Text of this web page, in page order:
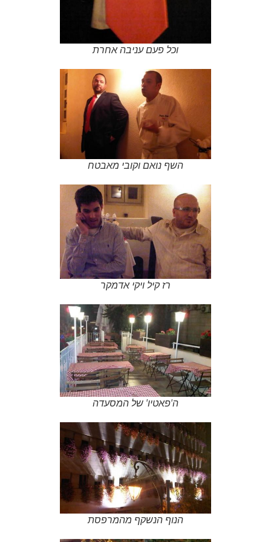
וכל פעם עניבה אחרת
השף נואם וקובי מאבטח
רז קיל ויקי אדמקר
ה'פאטיו' של המסעדה
הנוף הנשקף מהמרפסת